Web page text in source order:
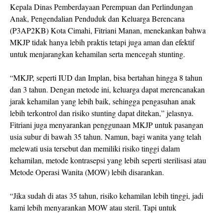
Kepala Dinas Pemberdayaan Perempuan dan Perlindungan
Anak, Pengendalian Penduduk dan Keluarga Berencana
(P3AP2KB) Kota Cimahi, Fitriani Manan, menekankan bahwa
MKJP tidak hanya lebih praktis tetapi juga aman dan efektif
untuk menjarangkan kehamilan serta mencegah stunting.
“MKJP, seperti IUD dan Implan, bisa bertahan hingga 8 tahun
dan 3 tahun. Dengan metode ini, keluarga dapat merencanakan
jarak kehamilan yang lebih baik, sehingga pengasuhan anak
lebih terkontrol dan risiko stunting dapat ditekan,” jelasnya.
Fitriani juga menyarankan penggunaan MKJP untuk pasangan
usia subur di bawah 35 tahun. Namun, bagi wanita yang telah
melewati usia tersebut dan memiliki risiko tinggi dalam
kehamilan, metode kontrasepsi yang lebih seperti sterilisasi atau
Metode Operasi Wanita (MOW) lebih disarankan.
“Jika sudah di atas 35 tahun, risiko kehamilan lebih tinggi, jadi
kami lebih menyarankan MOW atau steril. Tapi untuk